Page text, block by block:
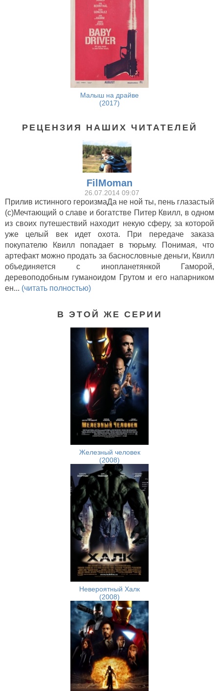
Малыш на драйве
(2017)
РЕЦЕНЗИЯ НАШИХ ЧИТАТЕЛЕЙ
FilMoman
26.07.2014 09:07
Прилив истинного героизмаДа не ной ты, пень глазастый
(с)Мечтающий о славе и богатстве Питер Квилл, в одном
из своих путешествий находит некую сферу, за которой
уже целый век идет охота. При передаче заказа
покупателю Квилл попадает в тюрьму. Понимая, что
артефакт можно продать за баснословные деньги, Квилл
объединяется с инопланетянкой Гаморой,
деревоподобным гуманоидом Грутом и его напарником
ен... (читать полностью)
В ЭТОЙ ЖЕ СЕРИИ
Железный человек
(2008)
Невероятный Халк
(2008)